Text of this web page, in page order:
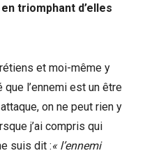
triomphant d’elles
et moi-même y
l’ennemi est un être
on ne peut rien y
j’ai compris qui
suis dit :« l’ennemi